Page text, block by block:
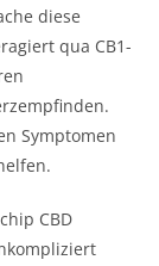
diese
qua CB1-
Symptomen
CBD